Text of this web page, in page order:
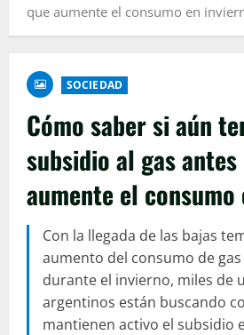
que aumente el consumo en
SOCIEDAD
Cómo saber si aún
subsidio al gas antes
aumente el
Con la llegada de las bajas
aumento del consumo de
durante el invierno, miles de
argentinos están buscando
mantienen activo el subsidio